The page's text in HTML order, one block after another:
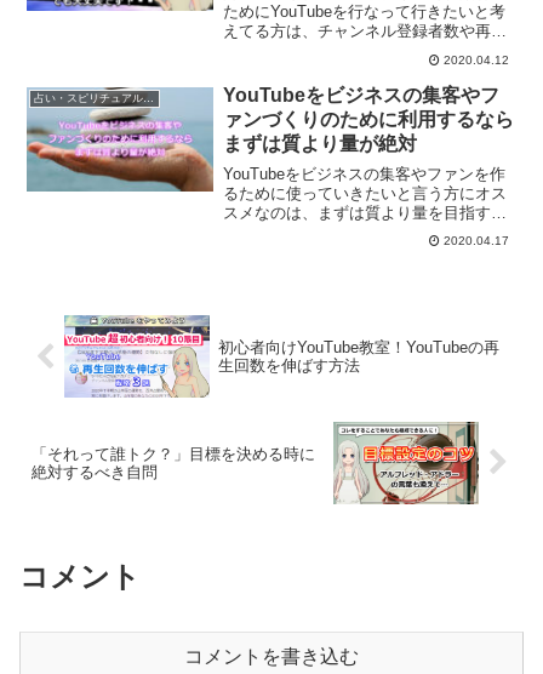
ためにYouTubeを行なって行きたいと考
えてる方は、チャンネル登録者数や再生
回数を意識しすぎるのは危険です。何の
ためのYouTubeなのか？考えてから使っ
てみることについて解説します。
2020.04.12
占い・スピリチュアルビジネス
YouTubeをビジネスの集客やフ
ァンづくりのために利用するなら
まずは質より量が絶対
YouTubeをビジネスの集客やファンを作
るために使っていきたいと言う方にオス
スメなのは、まずは質より量を目指すこ
とです。ある程度の量がないと、
YouTubeから認めてもらえないからで
2020.04.17
初心者向けYouTube教室！YouTubeの再
生回数を伸ばす方法
「それって誰トク？」目標を決める時に
絶対するべき自問
コメント
コメントを書き込む